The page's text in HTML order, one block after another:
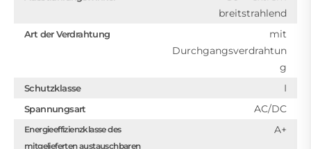
breitstrahlend
Art der Verdrahtung
mit
Durchgangsverdrahtun
g
Schutzklasse I
Spannungsart AC/DC
Energieeffizienzklasse des
mitgelieferten austauschbaren
A+